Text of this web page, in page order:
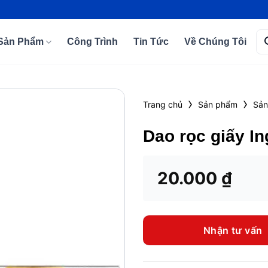
Phẩm Công Trình Tin Tức Về Chúng Tôi
Trang chủ › Sản phẩm ›
Dao rọc giấy
20.000 ₫
Nhận tư vấn